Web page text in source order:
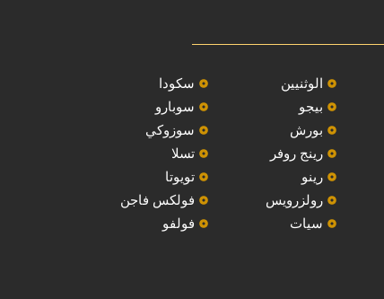
‏الوثنيين‏
بيجو
بورش
رينج روفر
رينو
رولزرويس
سيات
سكودا
‏سوبارو‏
سوزوكي
تسلا
تويوتا
فولكس فاجن
فولفو